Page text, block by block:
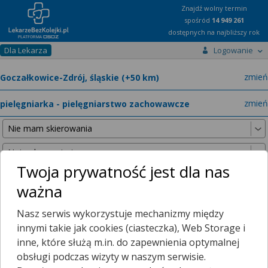
Znajdź wolny termin
spośród 14 949 261
dostępnych na najbliższy rok
Dla Lekarza Logowanie
zmień
zmień
Nie znaleźliśmy żadnych lekarzy w promieniu25 km , dlatego
zwiększyliśmy promień wyszukiwania do
50 km
Twoja prywatność jest dla nas
ważna
Nasz serwis wykorzystuje mechanizmy między
innymi takie jak cookies (ciasteczka), Web Storage i
inne, które służą m.in. do zapewnienia optymalnej
obsługi podczas wizyty w naszym serwisie.